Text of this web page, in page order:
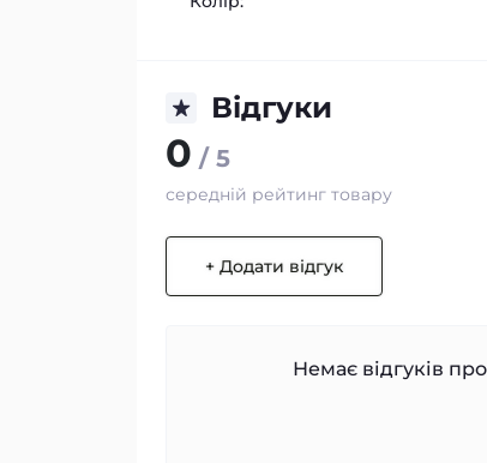
Відгуки
0 / 5
середній рейтинг товару
+ Додати відгук
Немає відгуків